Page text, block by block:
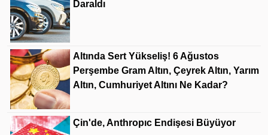
Daraldı
Altında Sert Yükseliş! 6 Ağustos
Perşembe Gram Altın, Çeyrek Altın, Yarım
Altın, Cumhuriyet Altını Ne Kadar?
Çin'de, Anthropıc Endişesi Büyüyor